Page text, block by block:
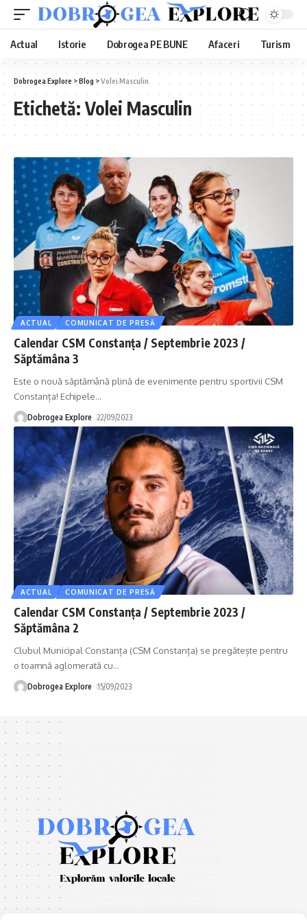
Actual Istorie Dobrogea PE BUNE Afaceri Turism
Dobrogea Explore >Blog >Volei Masculin
Etichetă: Volei Masculin
ACTUAL COMUNICAT DE PRESĂ
Calendar CSM Constanța / Septembrie 2023 /
Săptămâna 3
Este o nouă săptămână plină de evenimente pentru sportivii CSM
Constanța! Echipele…
Dobrogea Explore 22/09/2023
ACTUAL COMUNICAT DE PRESĂ
Calendar CSM Constanța / Septembrie 2023 /
Săptămâna 2
Clubul Municipal Constanța (CSM Constanța) se pregătește pentru
o toamnă aglomerată cu…
Dobrogea Explore 15/09/2023